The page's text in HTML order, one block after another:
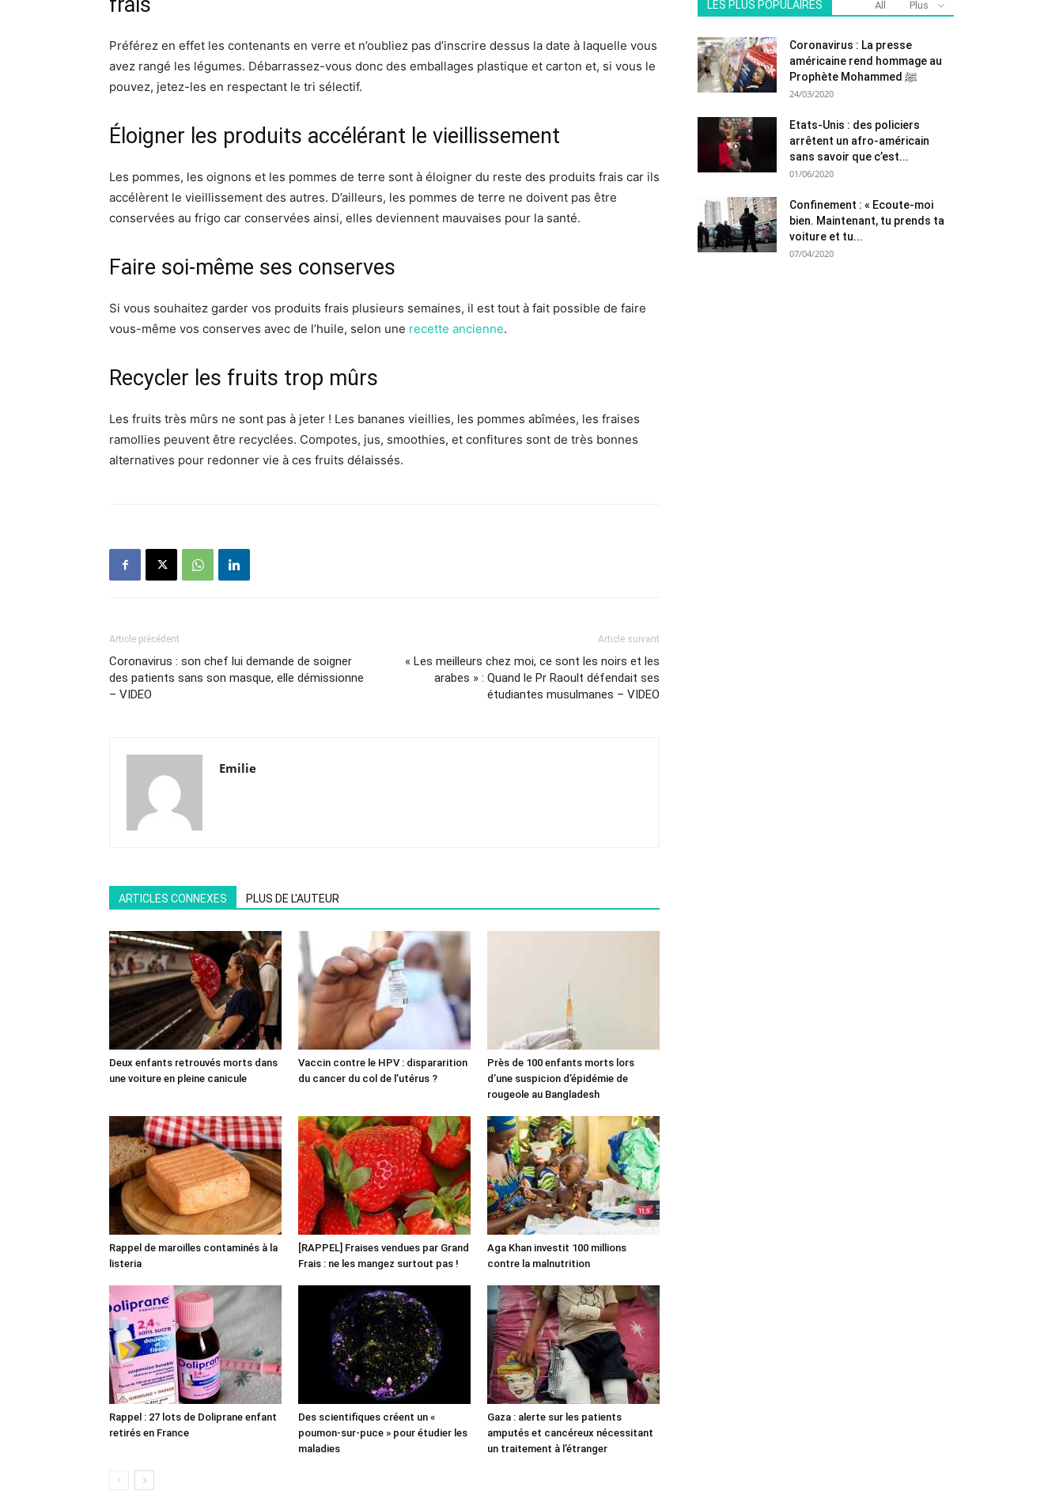
Préférez en effet les contenants en verre et n’oubliez pas d’inscrire dessus la date à laquelle vous
avez rangé les légumes. Débarrassez-vous donc des emballages plastique et carton et, si vous le
pouvez, jetez-les en respectant le tri sélectif.
Éloigner les produits accélérant le vieillissement
Les pommes, les oignons et les pommes de terre sont à éloigner du reste des produits frais car ils
accélèrent le vieillissement des autres. D’ailleurs, les pommes de terre ne doivent pas être
conservées au frigo car conservées ainsi, elles deviennent mauvaises pour la santé.
Faire soi-même ses conserves
Si vous souhaitez garder vos produits frais plusieurs semaines, il est tout à fait possible de faire
vous-même vos conserves avec de l’huile, selon une recette ancienne.
Recycler les fruits trop mûrs
Les fruits très mûrs ne sont pas à jeter ! Les bananes vieillies, les pommes abîmées, les fraises
ramollies peuvent être recyclées. Compotes, jus, smoothies, et confitures sont de très bonnes
alternatives pour redonner vie à ces fruits délaissés.
Article précédent
Coronavirus : son chef lui demande de soigner
des patients sans son masque, elle démissionne
– VIDEO
Article suivant
« Les meilleurs chez moi, ce sont les noirs et les
arabes » : Quand le Pr Raoult défendait ses
étudiantes musulmanes – VIDEO
Emilie
ARTICLES CONNEXES PLUS DE L'AUTEUR
Deux enfants retrouvés morts dans
une voiture en pleine canicule
Vaccin contre le HPV : dispararition
du cancer du col de l’utérus ?
Près de 100 enfants morts lors
d’une suspicion d’épidémie de
rougeole au Bangladesh
Rappel de maroilles contaminés à la
listeria
[RAPPEL] Fraises vendues par Grand
Frais : ne les mangez surtout pas !
Aga Khan investit 100 millions
contre la malnutrition
Rappel : 27 lots de Doliprane enfant
retirés en France
Des scientifiques créent un «
poumon-sur-puce » pour étudier les
maladies
Gaza : alerte sur les patients
amputés et cancéreux nécessitant
un traitement à l’étranger
LES PLUS POPULAIRES All Plus
Coronavirus : La presse
américaine rend hommage au
Prophète Mohammed ﷺ
24/03/2020
Etats-Unis : des policiers
arrêtent un afro-américain
sans savoir que c’est...
01/06/2020
Confinement : « Ecoute-moi
bien. Maintenant, tu prends ta
voiture et tu...
07/04/2020